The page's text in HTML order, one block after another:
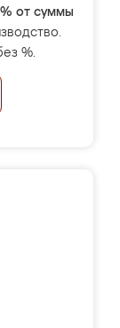
от суммы
%.